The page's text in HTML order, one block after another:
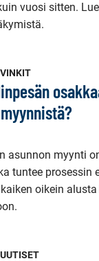
vuosi sitten.
VINKIT
asunnon myynti
tuntee prosessin
oikein
UUTISET